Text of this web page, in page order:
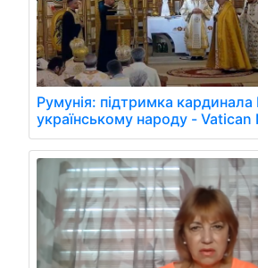
Румунія: підтримка кардинала
українському народу - Vatican